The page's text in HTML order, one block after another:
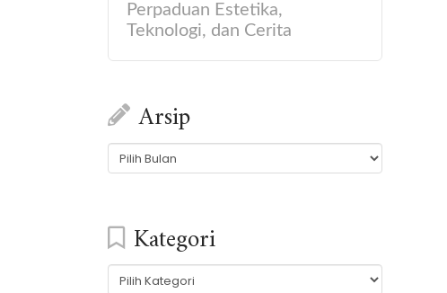
Perpaduan Estetika,
Teknologi, dan Cerita
Arsip
Arsip
Kategori
Kategori